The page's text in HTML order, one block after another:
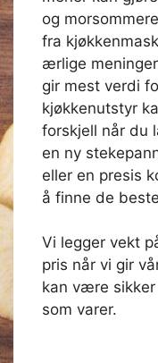
og
fra
ærlige
gir mest verdi
kjøkkenutstyr
forskjell når du
en ny
eller en presis
å finne de
Vi legger vekt
pris når vi gir
kan være
som varer.